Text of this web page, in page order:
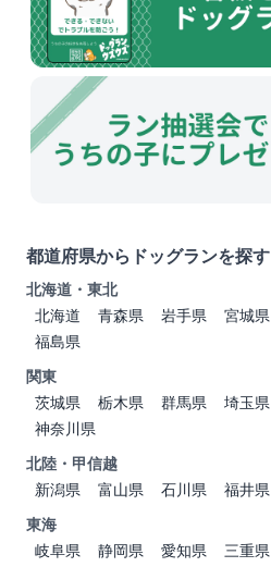
都道府県からドッグランを探す
北海道・東北
北海道
青森県 岩手県 宮城県
福島県
関東
茨城県
栃木県 群馬県 埼玉県
神奈川県
北陸・甲信越
新潟県
富山県 石川県 福井県
東海
岐阜県
静岡県 愛知県
三重県